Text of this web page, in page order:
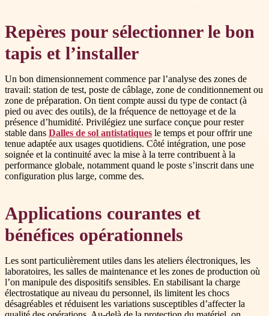
Repères pour sélectionner le bon
tapis et l’installer
Un bon dimensionnement commence par l’analyse des zones de
travail: station de test, poste de câblage, zone de conditionnement ou
zone de préparation. On tient compte aussi du type de contact (à
pied ou avec des outils), de la fréquence de nettoyage et de la
présence d’humidité. Privilégiez une surface conçue pour rester
stable dans Dalles de sol antistatiques le temps et pour offrir une
tenue adaptée aux usages quotidiens. Côté intégration, une pose
soignée et la continuité avec la mise à la terre contribuent à la
performance globale, notamment quand le poste s’inscrit dans une
configuration plus large, comme des.
Applications courantes et
bénéfices opérationnels
Les sont particulièrement utiles dans les ateliers électroniques, les
laboratoires, les salles de maintenance et les zones de production où
l’on manipule des dispositifs sensibles. En stabilisant la charge
électrostatique au niveau du personnel, ils limitent les chocs
désagréables et réduisent les variations susceptibles d’affecter la